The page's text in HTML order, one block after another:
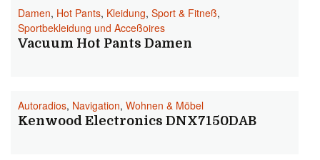
Damen, Hot Pants, Kleidung, Sport & Fitneß,
Sportbekleidung und Acceßoires
Vacuum Hot Pants Damen
Autoradios, Navigation, Wohnen & Möbel
Kenwood Electronics DNX7150DAB